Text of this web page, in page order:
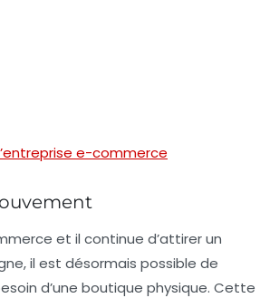
e-commerce
et il continue d’attirer un
il est désormais possible de
d’une boutique physique. Cette